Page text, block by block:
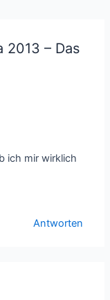
2013 – Das
ich mir wirklich
Antworten